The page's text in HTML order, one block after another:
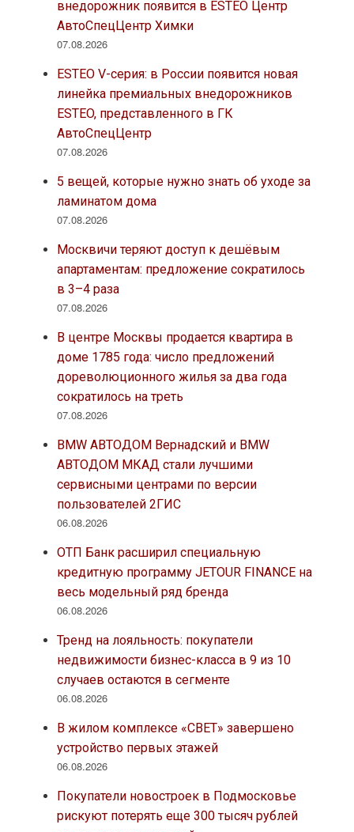
внедорожник появится в ESTEO Центр
АвтоСпецЦентр Химки
07.08.2026
ESTEO V-серия: в России появится новая
линейка премиальных внедорожников
ESTEO, представленного в ГК
АвтоСпецЦентр
07.08.2026
5 вещей, которые нужно знать об уходе за
ламинатом дома
07.08.2026
Москвичи теряют доступ к дешёвым
апартаментам: предложение сократилось
в 3–4 раза
07.08.2026
В центре Москвы продается квартира в
доме 1785 года: число предложений
дореволюционного жилья за два года
сократилось на треть
07.08.2026
BMW АВТОДОМ Вернадский и BMW
АВТОДОМ МКАД стали лучшими
сервисными центрами по версии
пользователей 2ГИС
06.08.2026
ОТП Банк расширил специальную
кредитную программу JETOUR FINANCE на
весь модельный ряд бренда
06.08.2026
Тренд на лояльность: покупатели
недвижимости бизнес-класса в 9 из 10
случаев остаются в сегменте
06.08.2026
В жилом комплексе «СВЕТ» завершено
устройство первых этажей
06.08.2026
Покупатели новостроек в Подмосковье
рискуют потерять еще 300 тысяч рублей